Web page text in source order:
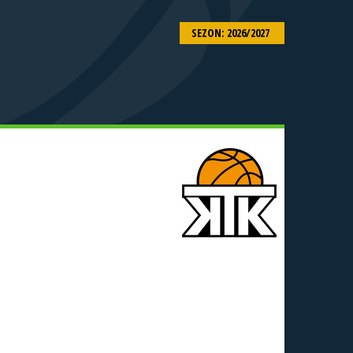
SEZON: 2026/2027